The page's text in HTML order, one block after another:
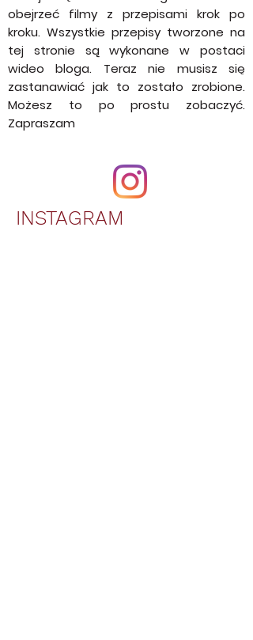
z pasją. Zobacz jak Kulinarne przygody
rozwija się na YouTube gdzie możesz
obejrzeć filmy z przepisami krok po
kroku. Wszystkie przepisy tworzone na
tej stronie są wykonane w postaci
wideo bloga. Teraz nie musisz się
zastanawiać jak to zostało zrobione.